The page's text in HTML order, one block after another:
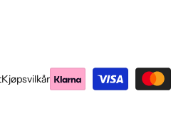
Kjøpsvilkår
Betalingsmetoder